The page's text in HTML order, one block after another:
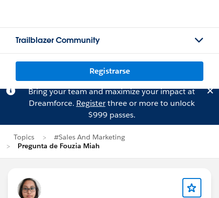
Trailblazer Community
Registrarse
Bring your team and maximize your impact at
Dreamforce. Registerthree or more to unlock
$999 passes.
Topics
#Sales And Marketing
Pregunta de Fouzia Miah